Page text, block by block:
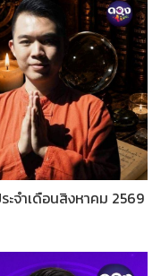
จำเดือนสิงหาคม 2569